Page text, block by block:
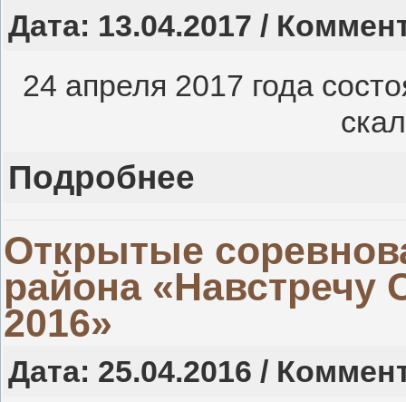
Дата: 13.04.2017 /
24 апреля 2017 года
Подробнее
Открытые
района
2016»
Дата: 25.04.2016 /